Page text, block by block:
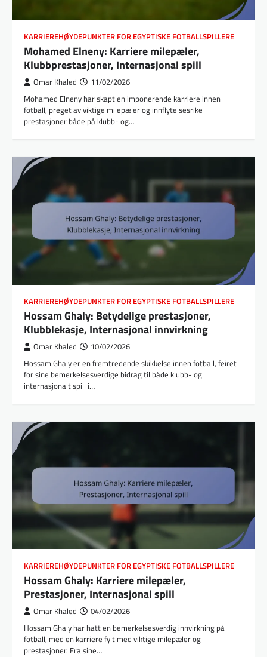
KARRIEREHØYDEPUNKTER FOR EGYPTISKE FOTBALLSPILLERE
Mohamed Elneny: Karriere milepæler,
Klubbprestasjoner, Internasjonal spill
Omar Khaled 11/02/2026
Mohamed Elneny har skapt en imponerende karriere innen
fotball, preget av viktige milepæler og innflytelsesrike
prestasjoner både på klubb- og…
KARRIEREHØYDEPUNKTER FOR EGYPTISKE FOTBALLSPILLERE
Hossam Ghaly: Betydelige prestasjoner,
Klubblekasje, Internasjonal innvirkning
Omar Khaled 10/02/2026
Hossam Ghaly er en fremtredende skikkelse innen fotball, feiret
for sine bemerkelsesverdige bidrag til både klubb- og
internasjonalt spill i…
KARRIEREHØYDEPUNKTER FOR EGYPTISKE FOTBALLSPILLERE
Hossam Ghaly: Karriere milepæler,
Prestasjoner, Internasjonal spill
Omar Khaled 04/02/2026
Hossam Ghaly har hatt en bemerkelsesverdig innvirkning på
fotball, med en karriere fylt med viktige milepæler og
prestasjoner. Fra sine…